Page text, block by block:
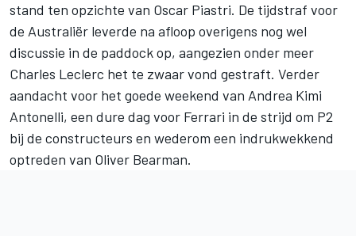
stand ten opzichte van Oscar Piastri. De tijdstraf voor
de Australiër leverde na afloop overigens nog wel
discussie in de paddock op, aangezien onder meer
Charles Leclerc het te zwaar vond gestraft. Verder
aandacht voor het goede weekend van Andrea Kimi
Antonelli, een dure dag voor Ferrari in de strijd om P2
bij de constructeurs en wederom een indrukwekkend
optreden van Oliver Bearman.